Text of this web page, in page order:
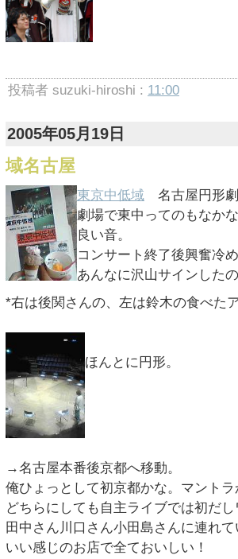
投稿者 suzuki-hiroshi : 11:00
2005年05月19日
域名古屋
東京中低域 名古屋円形
劇場で東中ってのもなか
良い音。
コンサート終了後興奮冷
あんなに沢山サインした
*右は後関さんの、左は鈴木の食べた
ほんとに円形。
→名古屋本番後京都へ移動。
俺ひょっとして初京都かな。マント
どちらにしても自主ライブでは初だ
田中さん川口さん小田島さんに連れ
いい感じのお店で全ておいしい！